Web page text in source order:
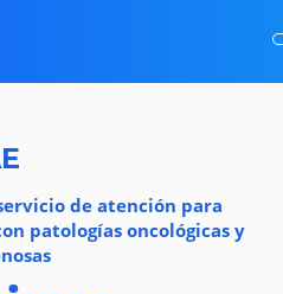
de atención para
patologías oncológicas y